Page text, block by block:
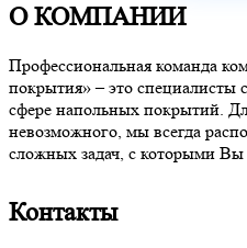
О КОМПАНИИ
Профессиональная команда
покрытия» – это
сфере напольных покрытий.
невозможного, мы всегда
сложных задач, с которыми Вы
Контакты